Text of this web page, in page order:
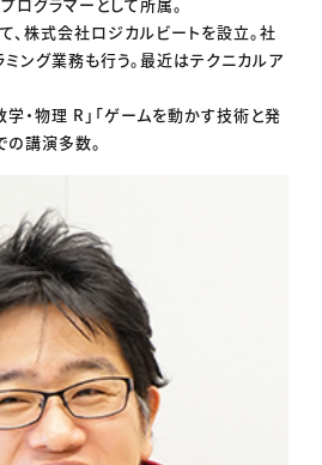
、株式会社ロジカルビートを設立。社
ング業務も行う。最近はテクニカルア
・物理 R」「ゲームを動かす技術と発
の講演多数。